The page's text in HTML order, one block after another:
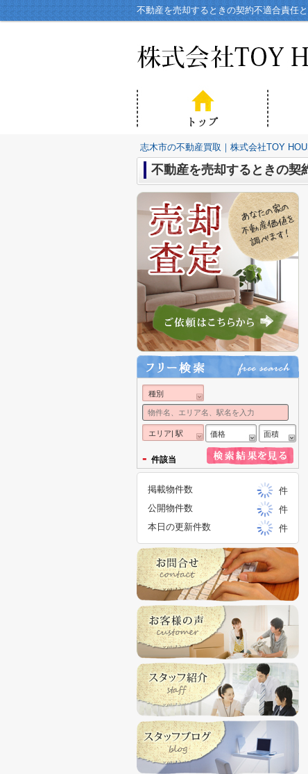
不動産を売却するときの契約不適合責任
志木市の不動産買取｜株式会社TOY
不動産を売却するときの契
種別
エリア| 駅 価格 面積
- 件該当
掲載物件数
件
公開物件数
件
本日の更新件数
件